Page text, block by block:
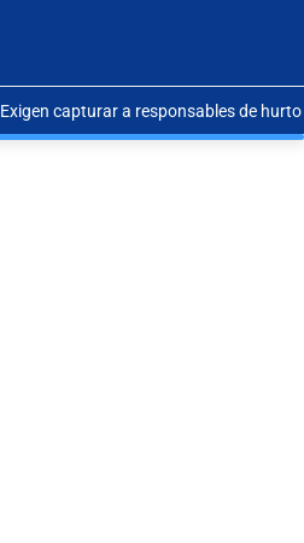
Exigen capturar a responsables de